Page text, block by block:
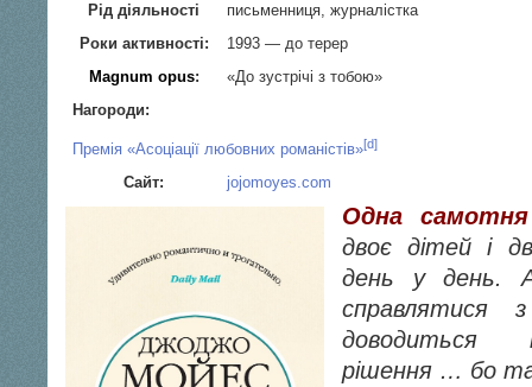
Рід діяльності
письменниця, журналістка
Роки активності:
1993 — до терер
Magnum opus:
«До зустрічі з тобою»
Нагороди:
Премія «Асоціації любовних романістів»[d]
Сайт: jojomoyes.com
Одна
двоє дітей і
день у день.
справлятися
доводиться
рішення … бо